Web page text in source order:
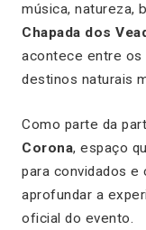
música, natureza,
Chapada dos
acontece entre os
destinos naturais
Como parte da
Corona, espaço
para convidados e
aprofundar a
oficial do evento.